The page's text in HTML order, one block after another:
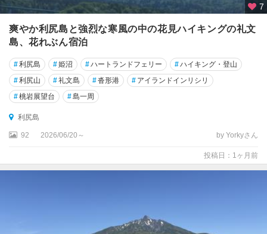
室
中
標
阿
寒
・
川
湯
7
爽やか利尻島と強烈な寒風の中の花見ハイキングの礼文
島、花れぶん宿泊
#利尻島 #姫沼 #ハートランドフェリー #ハイキング・登山
#利尻山 #礼文島 #沓形港 # アイランドインリシリ
#桃岩展望台 #島一周
利尻島
92 2026/06/20～ by Yorkyさん
投稿日：1ヶ月前